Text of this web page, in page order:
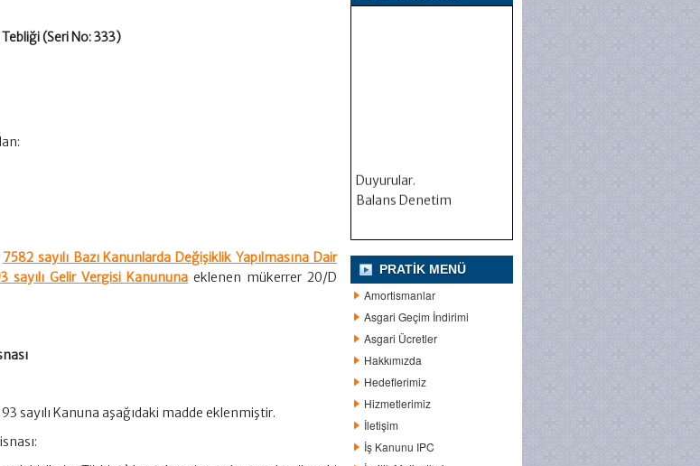
(Seri No: 333)
7582 sayılı Bazı Kanunlarda Değişiklik Yapılmasına Dair
sayılı Gelir Vergisi Kanununa eklenen mükerrer 20/D
sayılı Kanuna aşağıdaki madde eklenmiştir.
Balans Denetim
PRATIK MENÜ
Amortismanlar
Asgari Geçim İndirimi
Asgari Ücretler
Hakkımızda
Hedeflerimiz
Hizmetlerimiz
İletişim
İş Kanunu IPC